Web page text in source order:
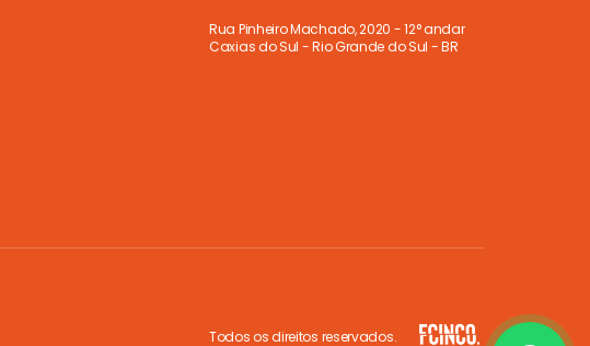
Rua Pinheiro Machado, 2020 - 12° andar
Caxias do Sul - Rio Grande do Sul - BR
Todos os direitos reservados.